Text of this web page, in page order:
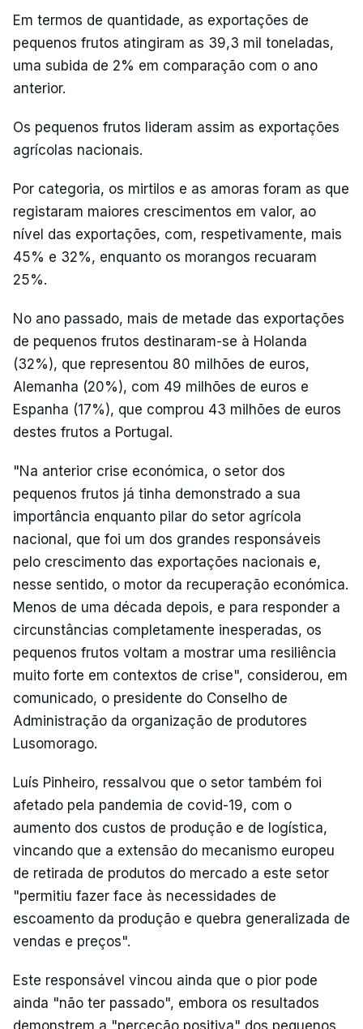
Em termos de quantidade, as exportações de
pequenos frutos atingiram as 39,3 mil toneladas,
uma subida de 2% em comparação com o ano
anterior.
Os pequenos frutos lideram assim as exportações
agrícolas nacionais.
Por categoria, os mirtilos e as amoras foram as que
registaram maiores crescimentos em valor, ao
nível das exportações, com, respetivamente, mais
45% e 32%, enquanto os morangos recuaram
25%.
No ano passado, mais de metade das exportações
de pequenos frutos destinaram-se à Holanda
(32%), que representou 80 milhões de euros,
Alemanha (20%), com 49 milhões de euros e
Espanha (17%), que comprou 43 milhões de euros
destes frutos a Portugal.
"Na anterior crise económica, o setor dos
pequenos frutos já tinha demonstrado a sua
importância enquanto pilar do setor agrícola
nacional, que foi um dos grandes responsáveis
pelo crescimento das exportações nacionais e,
nesse sentido, o motor da recuperação económica.
Menos de uma década depois, e para responder a
circunstâncias completamente inesperadas, os
pequenos frutos voltam a mostrar uma resiliência
muito forte em contextos de crise", considerou, em
comunicado, o presidente do Conselho de
Administração da organização de produtores
Lusomorago.
Luís Pinheiro, ressalvou que o setor também foi
afetado pela pandemia de covid-19, com o
aumento dos custos de produção e de logística,
vincando que a extensão do mecanismo europeu
de retirada de produtos do mercado a este setor
"permitiu fazer face às necessidades de
escoamento da produção e quebra generalizada de
vendas e preços".
Este responsável vincou ainda que o pior pode
ainda "não ter passado", embora os resultados
demonstrem a "perceção positiva" dos pequenos